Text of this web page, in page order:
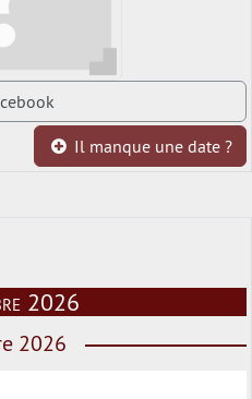
Il manque une date ?
2026
2026